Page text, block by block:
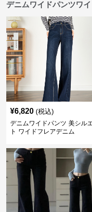
デニムワイドパンツワ
¥6,820 (税込)
デニムワイドパンツ 美シル
ト ワイドフレアデニム